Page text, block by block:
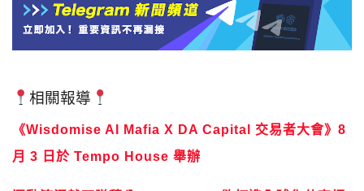
相關報導
《Wisdomise AI Mafia X DA Capital 交易者大會》8
月 3 日於 Tempo House 舉辦